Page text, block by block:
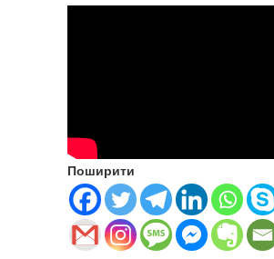
Поширити